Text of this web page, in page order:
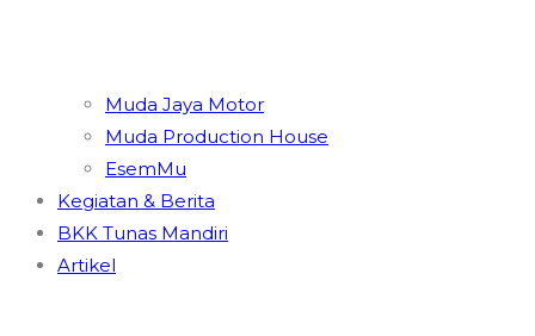
Muda Jaya Motor
Muda Production House
EsemMu
Kegiatan & Berita
BKK Tunas Mandiri
Artikel